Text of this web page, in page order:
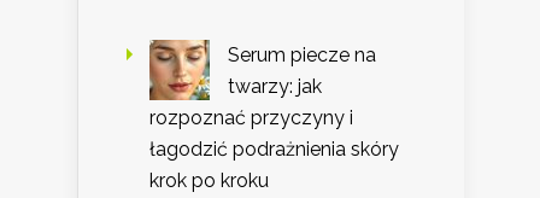
Serum piecze na
twarzy: jak
rozpoznać przyczyny i
łagodzić podrażnienia skóry
krok po kroku